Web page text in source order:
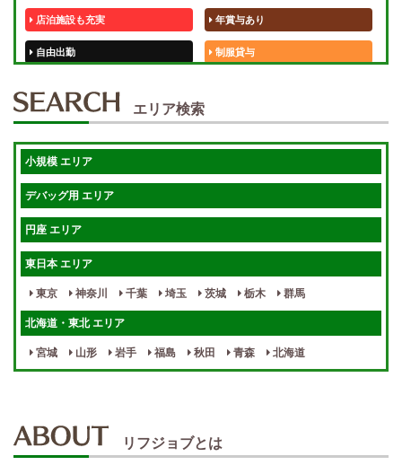
店泊施設も充実 年賞与あり
自由出勤 制服貸与
短期OK 入店祝金あり
週1～OK 健全店で安心！
宿泊相談可 保証制度完備
指名料100％バック！ 寮完備
女性スタッフがいる！ 終電後店泊OK
週１～OK 自宅待機OK
かけもちOK 給与保証あり
エリア検索
小規模 エリア
デバッグ用 エリア
円座 エリア
東日本 エリア
東京 神奈川 千葉 埼玉 茨城 栃木 群馬
北海道・東北 エリア
宮城 山形 岩手 福島 秋田 青森 北海道
静岡
関西 エリア
リフジョブとは